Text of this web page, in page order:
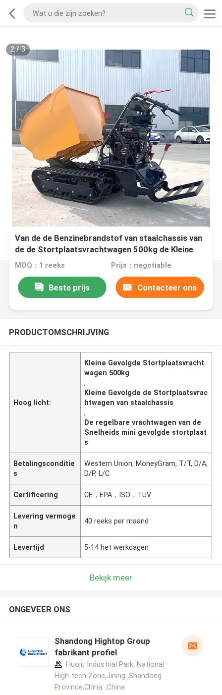
2/3
Van de de Benzinebrandstof van staalchassis van
de de Stortplaatsvrachtwagen 500kg de Kleine
Gevolgde Regelbare Snelheid
MOQ：1 reeks Prijs：negotiable
Beste prijs Contacteer ons
PRODUCTOMSCHRIJVING
Hoog licht:
Kleine Gevolgde Stortplaatsvracht
wagen 500kg
,
Kleine Gevolgde de Stortplaatsvrac
htwagen van staalchassis
,
De regelbare vrachtwagen van de
Snelheids mini gevolgde stortplaat
s
Betalingsconditie
s
Western Union, MoneyGram, T/T, D/A,
D/P, L/C
Certificering CE，EPA，ISO，TUV
Levering vermoge
n
40 reeks per maand
Levertijd 5-14 het werkdagen
Bekijk meer
ONGEVEER ONS
Shandong Hightop Group
fabrikant profiel
Huoju Industrial Park, National
High-tech Zone,Jining ,Shandong
Province,China. ,China